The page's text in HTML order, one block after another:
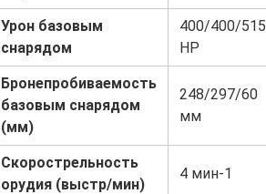
Урон базовым
снарядом
400/400/515
HP
Бронепробиваемость
базовым снарядом
(мм)
248/297/60
мм
Скорострельность
орудия (выстр/мин)
4 мин-1